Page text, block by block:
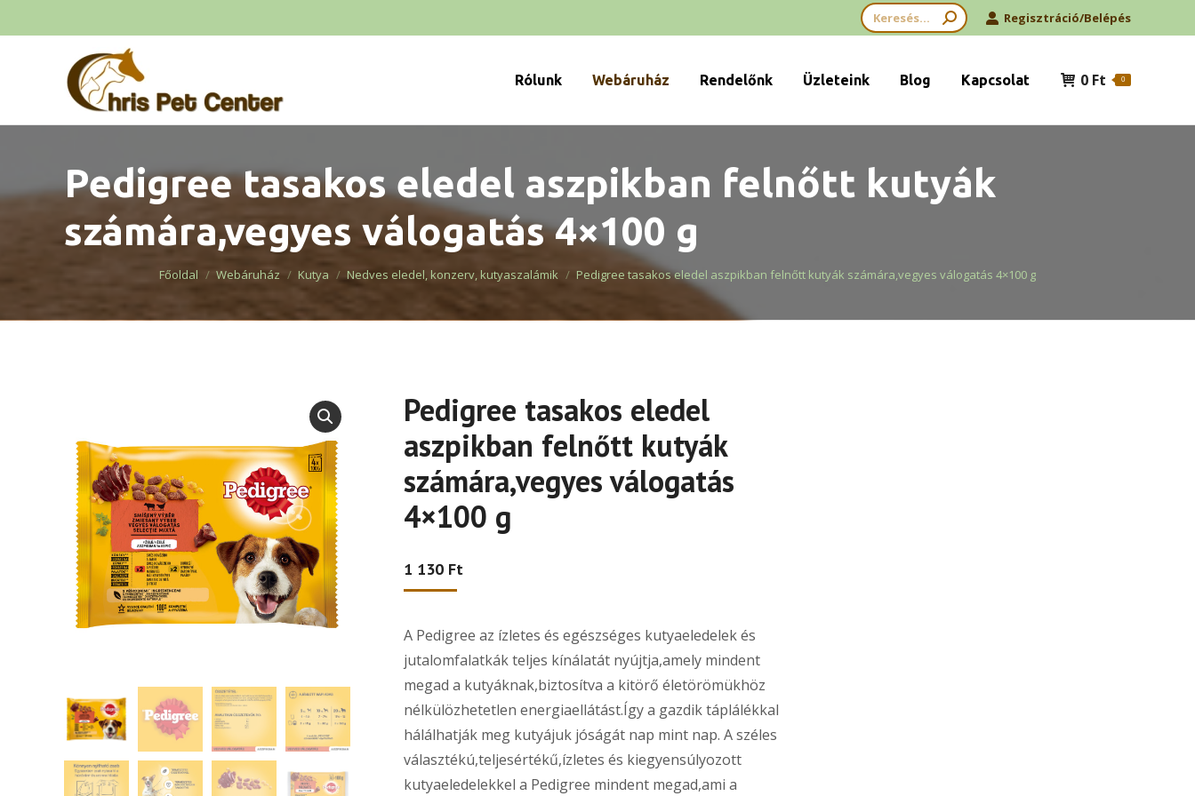
Search: Regisztráció/Belépés
Rólunk Webáruház Rendelőnk Üzleteink Blog Kapcsolat 0 Ft 0
Pedigree tasakos eledel aszpikban felnőtt kutyák
számára,vegyes válogatás 4×100 g
You are here:
Főoldal Webáruház Kutya Nedves eledel, konzerv, kutyaszalámik Pedigree tasakos eledel aszpikban felnőtt kutyák számára,vegyes válogatás 4×100 g
Pedigree tasakos eledel
aszpikban felnőtt kutyák
számára,vegyes válogatás
4×100 g
1 130 Ft
A Pedigree az ízletes és egészséges kutyaeledelek és
jutalomfalatkák teljes kínálatát nyújtja,amely mindent
megad a kutyáknak,biztosítva a kitörő életörömükhöz
nélkülözhetetlen energiaellátást.Így a gazdik táplálékkal
hálálhatják meg kutyájuk jóságát nap mint nap. A széles
választékú,teljesértékű,ízletes és kiegyensúlyozott
kutyaeledelekkel a Pedigree mindent megad,ami a